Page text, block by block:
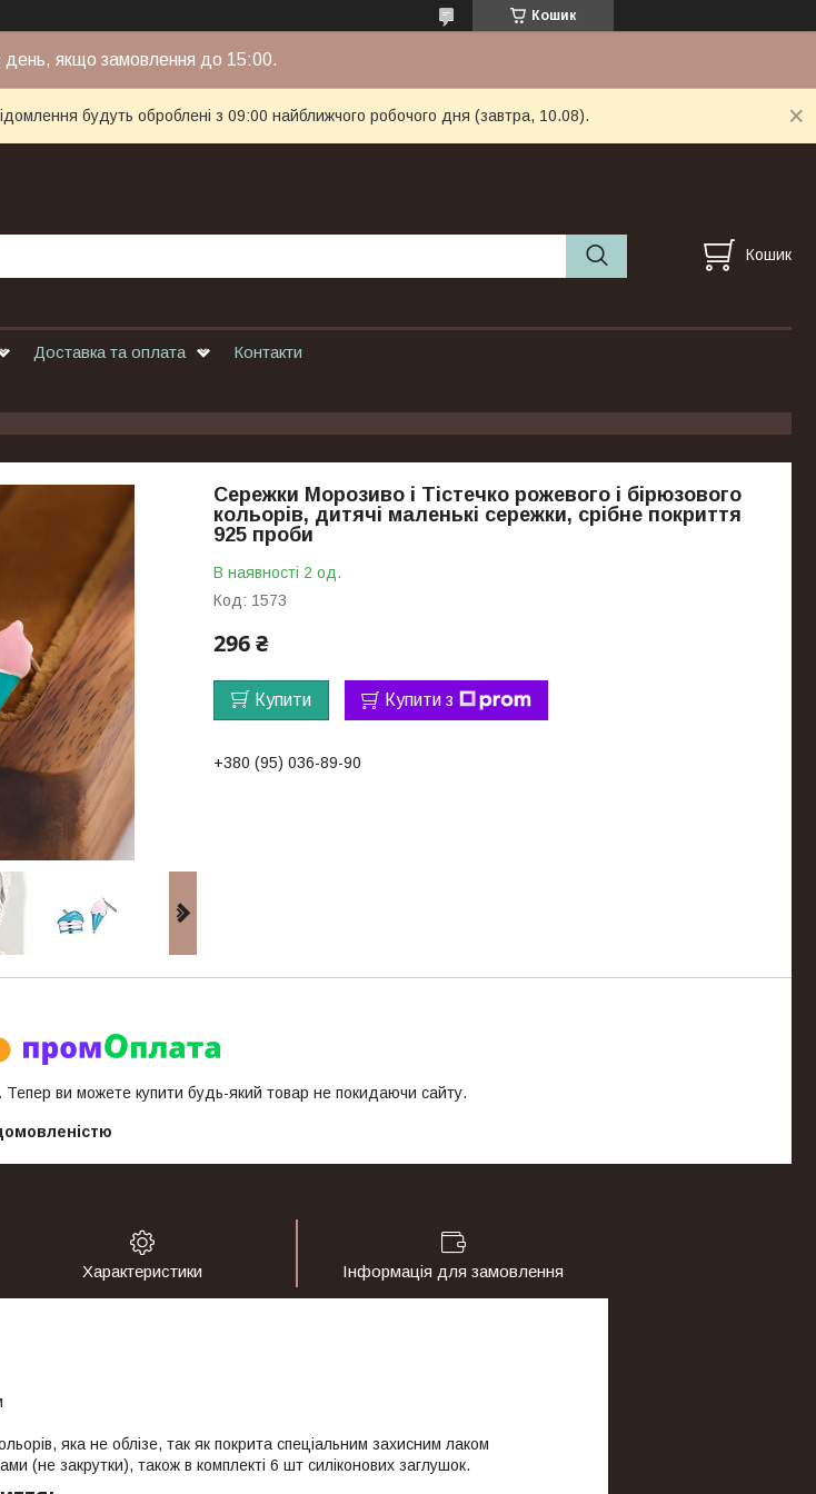
Кошик
день, якщо замовлення до 15:00.
будуть оброблені з 09:00 найближчого робочого дня (завтра, 10.08).
Кошик
Доставка та оплата Контакти
Сережки Морозиво і Тістечко рожевого і бірюзового
кольорів, дитячі маленькі сережки, срібне покриття
925 проби
В наявності 2 од.
Код: 1573
296 ₴
Купити Купити з
+380 (95) 036-89-90
Тепер ви можете купити будь-який товар не покидаючи сайту.
Характеристики Інформація для замовлення
яка не облізе, так як покрита спеціальним захисним лаком
(не закрутки), також в комплекті 6 шт силіконових заглушок.